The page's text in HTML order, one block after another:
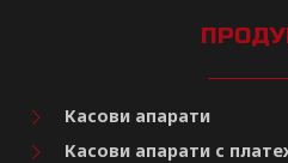
Касови апарати
Касови апарати с